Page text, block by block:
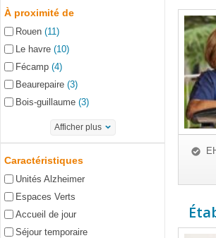
À proximité de
Rouen (11)
Le havre (10)
Fécamp (4)
Beaurepaire (3)
Bois-guillaume (3)
Afficher plus
Caractéristiques
Unités Alzheimer
Espaces Verts
Accueil de jour
Séjour temporaire